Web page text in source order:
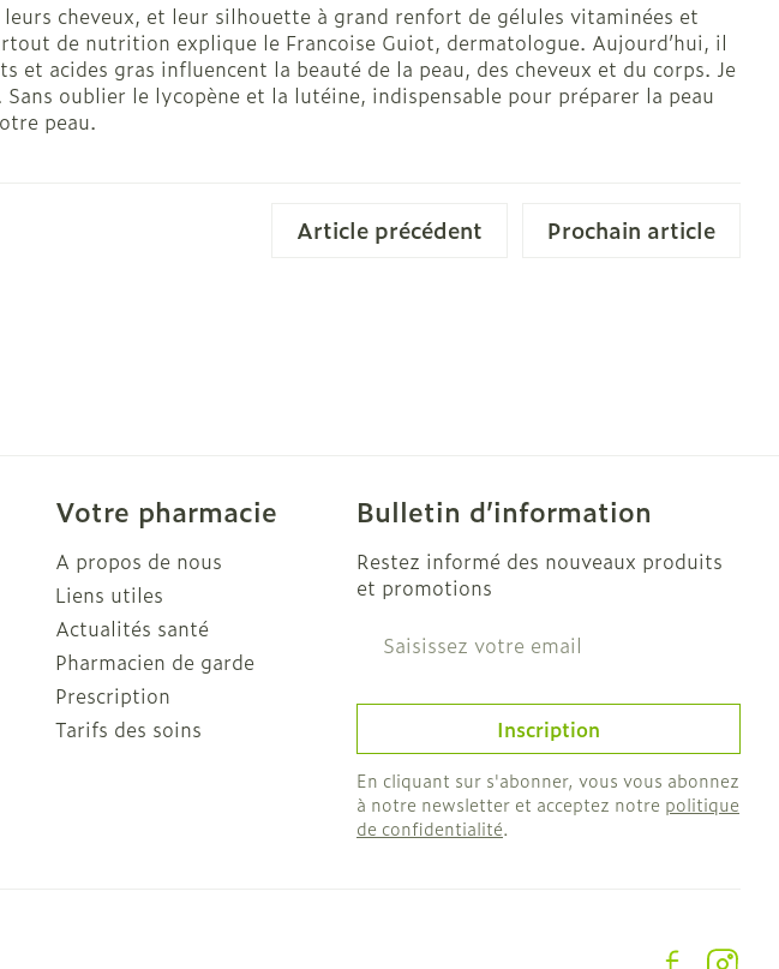
ongles
ongles
Lèvres
Banc solaire
Préparation au soleil
Afficher plus
Afficher plus
Répulsifs anti-insectes Senteur
cheveux, et leur silhouette à grand renfort de gélules vitaminées et
de nutrition explique le Francoise Guiot, dermatologue. Aujourd’hui, il
acides gras influencent la beauté de la peau, des cheveux et du corps. Je
oublier le lycopène et la lutéine, indispensable pour préparer la peau
peau.
Article précédent Prochain article
Votre pharmacie
A propos de nous
Liens utiles
Actualités santé
Pharmacien de garde
Prescription
Tarifs des soins
Bulletin d’information
Restez informé des nouveaux produits
et promotions
Adresse mail
Inscription
En cliquant sur s'abonner, vous vous abonnez
à notre newsletter et acceptez notre politique
de confidentialité.